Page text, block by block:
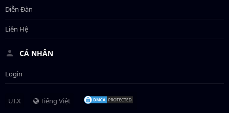
Diễn Đàn
Liên Hệ
CÁ NHÂN
Login
UI.X
Tiếng Việt